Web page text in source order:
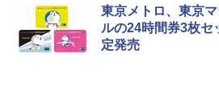
東京メトロ、東京
ルの24時間券3枚セ
定発売